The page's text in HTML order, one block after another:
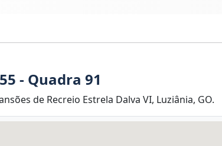
- Quadra 91
de Recreio Estrela Dalva VI, Luziânia, GO.